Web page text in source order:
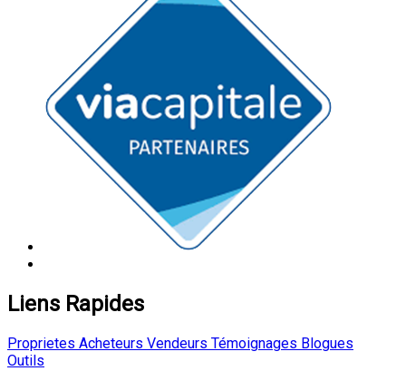
Liens Rapides
Proprietes Acheteurs Vendeurs Témoignages Blogues
Outils